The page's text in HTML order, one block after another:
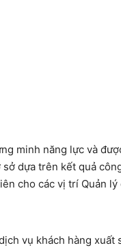
minh năng lực và
dựa trên kết quả
cho các vị trí Quản
vụ khách hàng